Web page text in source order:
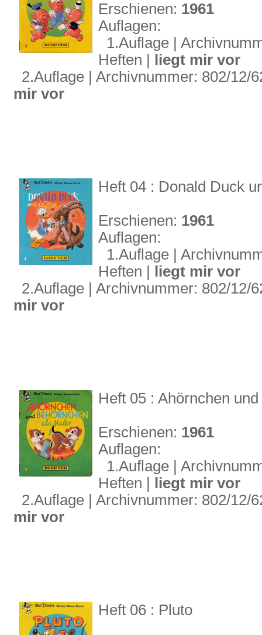
Erschienen: 1961
Auflagen:
1.Auflage |
Heften |
liegt mir vor
2.Auflage | Archivnummer: 802/12/
mir vor
Heft 04 : Donald Duck
Erschienen: 1961
Auflagen:
1.Auflage |
Heften |
liegt mir vor
2.Auflage | Archivnummer: 802/12/
mir vor
Heft 05 : Ahörnchen
Erschienen: 1961
Auflagen:
1.Auflage |
Heften |
liegt mir vor
2.Auflage | Archivnummer: 802/12/
mir vor
Heft 06 : Pluto